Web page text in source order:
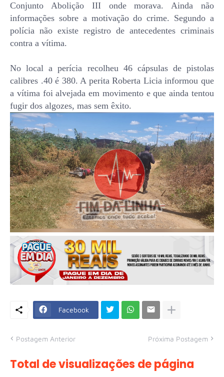
Conjunto Abolição III onde morava. Ainda não
informações sobre a motivação do crime. Segundo a
polícia não existe registro de antecedentes criminais
contra a vítima.
No local a perícia recolheu 46 cápsulas de pistolas
calibres .40 é 380. A perita Roberta Licia informou que
a vítima foi alvejada em movimento e que ainda tentou
fugir dos algozes, mas sem êxito.
Facebook
Postagem Anterior Próxima Postagem
Total de visualizações de página